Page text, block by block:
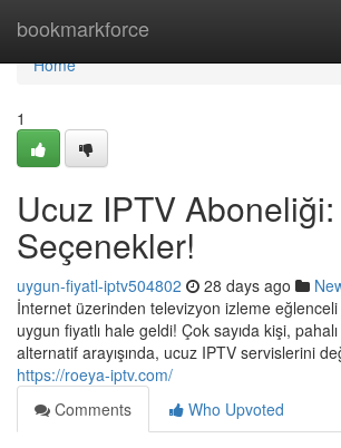
bookmarkforce
Home
Home
1
Ucuz IPTV
Seçenekler!
uygun-fiyatl-iptv504802 28 days ago
İnternet üzerinden televizyon izleme
uygun fiyatlı hale geldi! Çok sayıda kişi,
alternatif arayışında, ucuz IPTV servislerini
https://roeya-iptv.com/
Comments
Who Upvoted